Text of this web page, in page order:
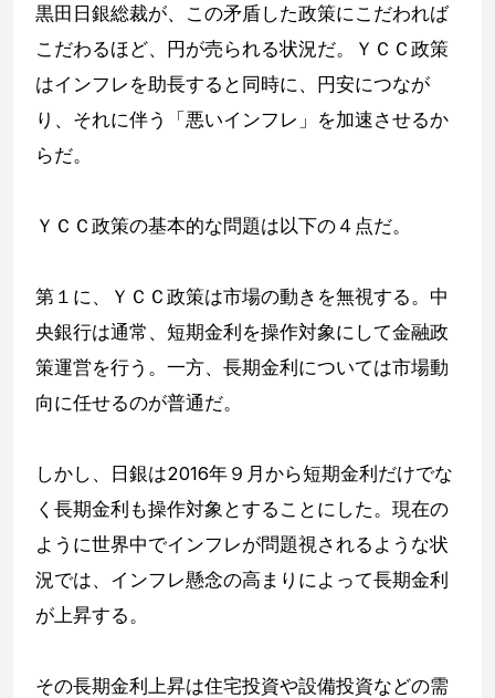
黒田日銀総裁が、この矛盾した政策にこだわれば
こだわるほど、円が売られる状況だ。ＹＣＣ政策
はインフレを助長すると同時に、円安につなが
り、それに伴う「悪いインフレ」を加速させるか
らだ。
ＹＣＣ政策の基本的な問題は以下の４点だ。
第１に、ＹＣＣ政策は市場の動きを無視する。中
央銀行は通常、短期金利を操作対象にして金融政
策運営を行う。一方、長期金利については市場動
向に任せるのが普通だ。
しかし、日銀は2016年９月から短期金利だけでな
く長期金利も操作対象とすることにした。現在の
ように世界中でインフレが問題視されるような状
況では、インフレ懸念の高まりによって長期金利
が上昇する。
その長期金利上昇は住宅投資や設備投資などの需